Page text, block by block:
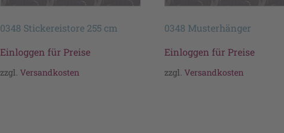
0348 Stickereistore 255 cm
Einloggen für Preise
zzgl. Versandkosten
0348 Musterhänger
Einloggen für Preise
zzgl. Versandkosten